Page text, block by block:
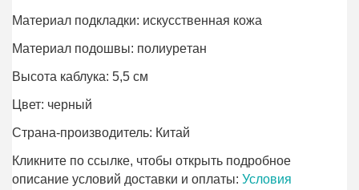
Материал подкладки: искусственная кожа
Материал подошвы: полиурeтан
Высота каблука: 5,5 см
Цвет: черный
Страна-производитель: Китай
Кликните по ссылке, чтобы открыть подробное
описание условий доставки и оплаты:Условия